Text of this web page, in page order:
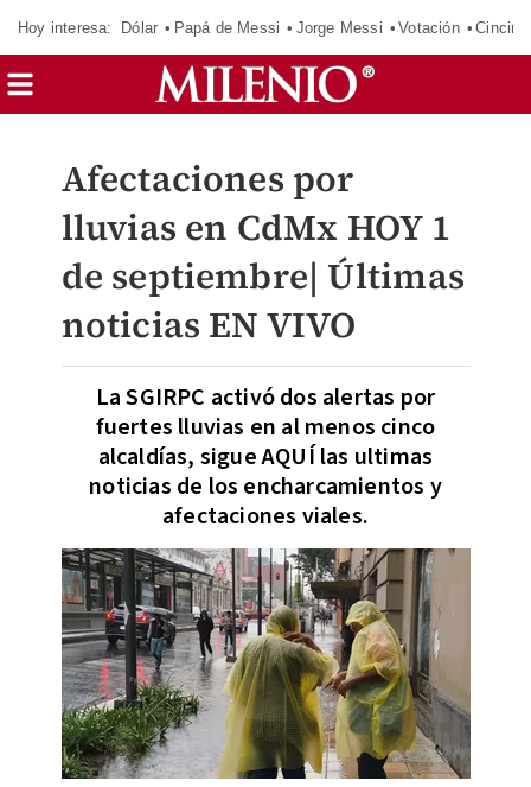
Hoy interesa: Dólar Papá de Messi Jorge Messi Votación
Afectaciones por
lluvias en CdMx HOY 1
de septiembre| Últimas
noticias EN VIVO
La SGIRPC activó dos alertas por
fuertes lluvias en al menos cinco
alcaldías, sigue AQUÍ las ultimas
noticias de los encharcamientos y
afectaciones viales.